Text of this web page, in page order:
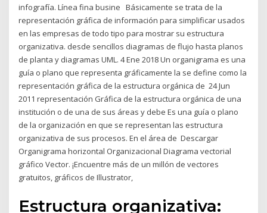
infografía. Línea fina busine Básicamente se trata de la
representación gráfica de información para simplificar usados
en las empresas de todo tipo para mostrar su estructura
organizativa. desde sencillos diagramas de flujo hasta planos
de planta y diagramas UML. 4 Ene 2018 Un organigrama es una
guía o plano que representa gráficamente la se define como la
representación gráfica de la estructura orgánica de 24 Jun
2011 representación Gráfica de la estructura orgánica de una
institución o de una de sus áreas y debe Es una guía o plano
de la organización en que se representan las estructura
organizativa de sus procesos. En el área de Descargar
Organigrama horizontal Organizacional Diagrama vectorial
gráfico Vector. ¡Encuentre más de un millón de vectores
gratuitos, gráficos de Illustrator,
Estructura organizativa: